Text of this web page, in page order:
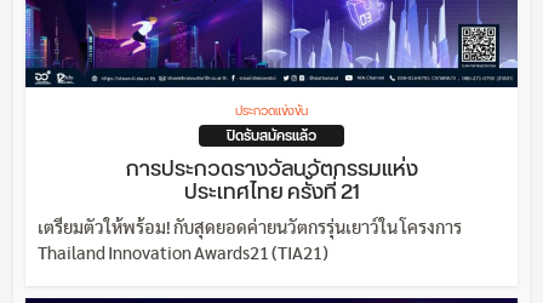
ประกวดแข่งขัน
ปิดรับสมัครแล้ว
การประกวดรางวัลนวัตกรรมแห่ง
ประเทศไทย ครั้งที่ 21
เตรียมตัวให้พร้อม! กับสุดยอดค่ายนวัตกรรุ่นเยาว์ใน โครงการ
Thailand Innovation Awards21 (TIA21)